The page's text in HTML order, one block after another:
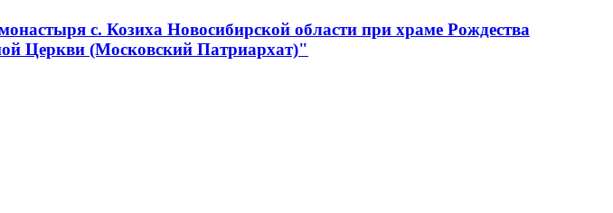
с. Козиха Новосибирской области при храме Рождества
Церкви (Московский Патриархат)"